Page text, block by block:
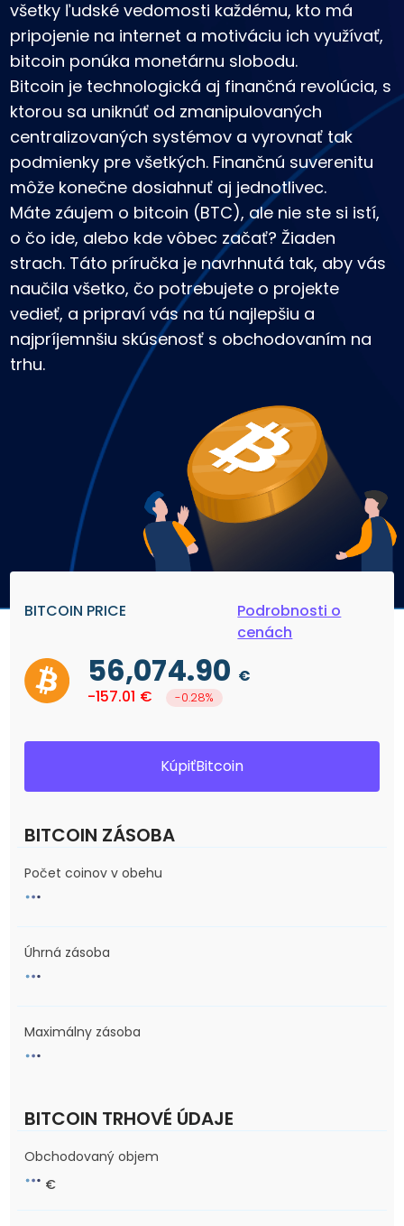
Nájdi svoju krypto stratégiu
KriptoEarn
Získajte odmeny za svoje krypto
Trezor
Odložte si kryptomeny pre svoju budúcnosť
Opakovaný nákup
Pravidelné plánované investície (DCA)
Upozornenia na cenu
Aktualizované ceny vašich obľúbených tokenov v reálnom čase
Preskúmať aktíva
Objavte investičné príležitosti
Analýza portfólia
Inteligentné poznatky pre optimálny výkon
všetky ľudské vedomosti každému, kto má
pripojenie na internet a motiváciu ich využívať,
bitcoin ponúka monetárnu slobodu.
Bitcoin je technologická aj finančná revolúcia, s
ktorou sa uniknúť od zmanipulovaných
centralizovaných systémov a vyrovnať tak
podmienky pre všetkých. Finančnú suverenitu
môže konečne dosiahnuť aj jednotlivec.
Máte záujem o bitcoin (BTC), ale nie ste si istí,
o čo ide, alebo kde vôbec začať? Žiaden
strach. Táto príručka je navrhnutá tak, aby vás
naučila všetko, čo potrebujete o projekte
vedieť, a pripraví vás na tú najlepšiu a
najpríjemnšiu skúsenosť s obchodovaním na
trhu.
BITCOIN PRICE
Podrobnosti o
cenách
56,074.90 €
-157.01 € -0.28%
KúpiťBitcoin
BITCOIN ZÁSOBA
Počet coinov v obehu
Úhrná zásoba
Maximálny zásoba
BITCOIN TRHOVÉ ÚDAJE
Obchodovaný objem
€